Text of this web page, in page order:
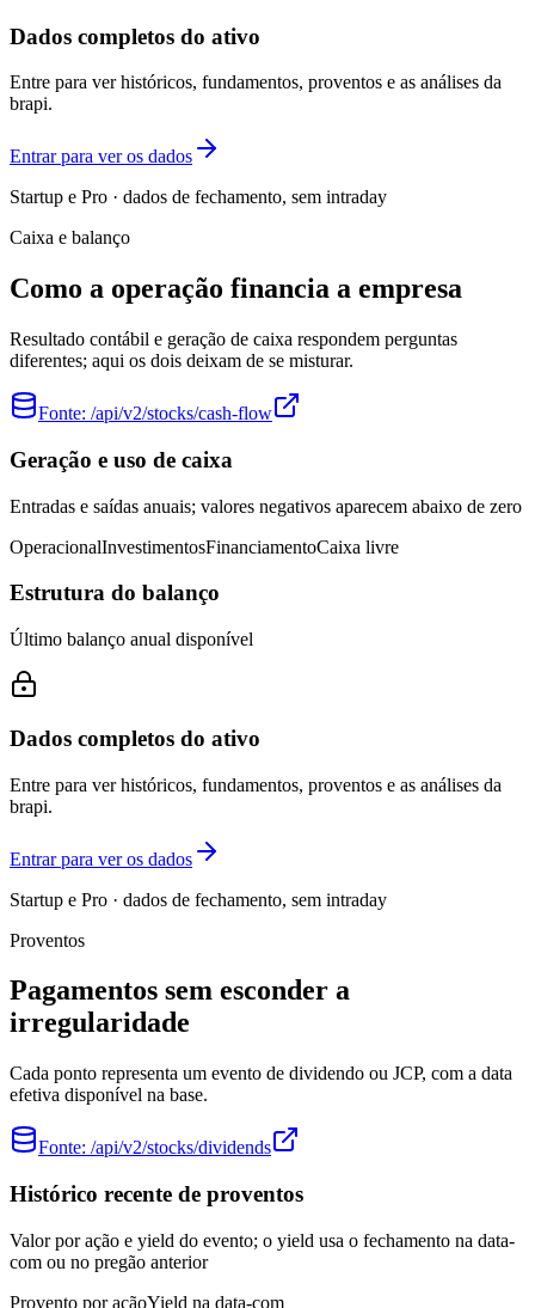
Dados completos do ativo
Entre para ver históricos, fundamentos, proventos e as análises da
brapi.
Entrar para ver os dados
Startup e Pro · dados de fechamento, sem intraday
Caixa e balanço
Como a operação financia a empresa
Resultado contábil e geração de caixa respondem perguntas
diferentes; aqui os dois deixam de se misturar.
Fonte: /api/v2/stocks/cash-flow
Geração e uso de caixa
Entradas e saídas anuais; valores negativos aparecem abaixo de zero
OperacionalInvestimentosFinanciamentoCaixa livre
Estrutura do balanço
Último balanço anual disponível
Dados completos do ativo
Entre para ver históricos, fundamentos, proventos e as análises da
brapi.
Entrar para ver os dados
Startup e Pro · dados de fechamento, sem intraday
Proventos
Pagamentos sem esconder a
irregularidade
Cada ponto representa um evento de dividendo ou JCP, com a data
efetiva disponível na base.
Fonte: /api/v2/stocks/dividends
Histórico recente de proventos
Valor por ação e yield do evento; o yield usa o fechamento na data-
com ou no pregão anterior
Provento por açãoYield na data-com